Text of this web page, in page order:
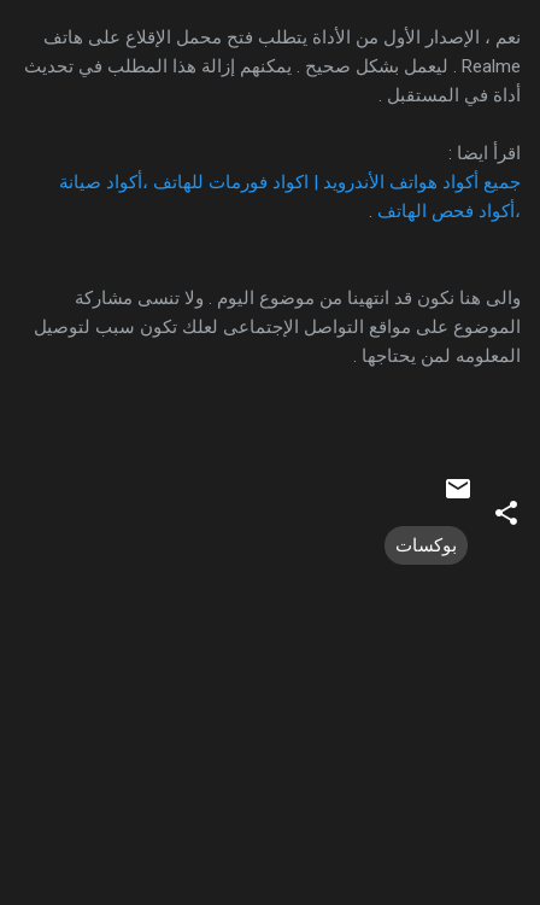
نعم ، الإصدار الأول من الأداة يتطلب فتح محمل الإقلاع على هاتف
Realme . ليعمل بشكل صحيح . يمكنهم إزالة هذا المطلب في تحديث
أداة في المستقبل .
اقرأ ايضا :
جميع أكواد هواتف الأندرويد | اكواد فورمات للهاتف ،أكواد صيانة
،أكواد فحص الهاتف.
والى هنا نكون قد انتهينا من موضوع اليوم . ولا تنسى مشاركة
الموضوع على مواقع التواصل الإجتماعى لعلك تكون سبب لتوصيل
المعلومه لمن يحتاجها .
بوكسات